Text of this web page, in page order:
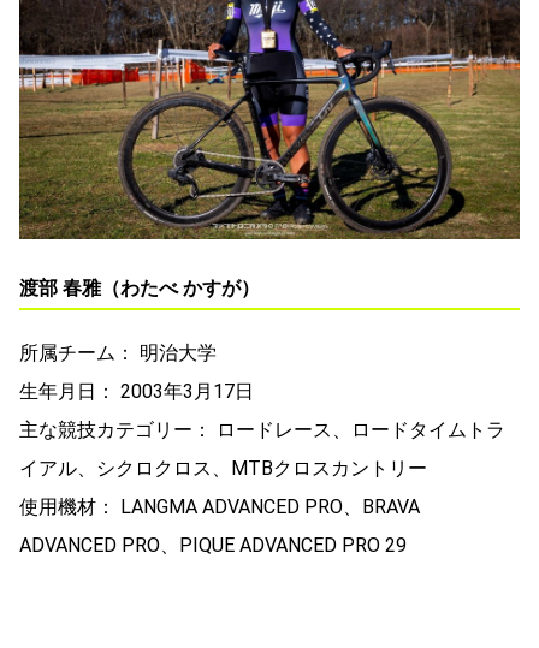
渡部 春雅（わたべ かすが）
所属チーム： 明治大学
生年月日： 2003年3月17日
主な競技カテゴリー： ロードレース、ロードタイムトラ
イアル、シクロクロス、MTBクロスカントリー
使用機材： LANGMA ADVANCED PRO、BRAVA
ADVANCED PRO、PIQUE ADVANCED PRO 29